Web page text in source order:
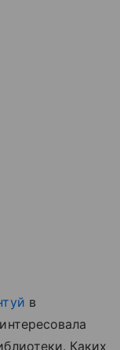
в
Каких